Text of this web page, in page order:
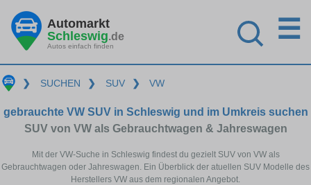
Automarkt
Schleswig.de
Autos einfach finden
☰
❯ SUCHEN ❯ SUV ❯ VW
gebrauchte VW SUV in Schleswig und im Umkreis suchen
SUV von VW als Gebrauchtwagen & Jahreswagen
Mit der VW-Suche in Schleswig findest du gezielt SUV von VW als
Gebrauchtwagen oder Jahreswagen. Ein Überblick der atuellen SUV Modelle des
Herstellers VW aus dem regionalen Angebot.